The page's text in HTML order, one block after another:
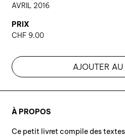
À PROPOS
Ce petit livret compile des
AVRIL 2016
PRIX
CHF 9.00
AJOUTER AU